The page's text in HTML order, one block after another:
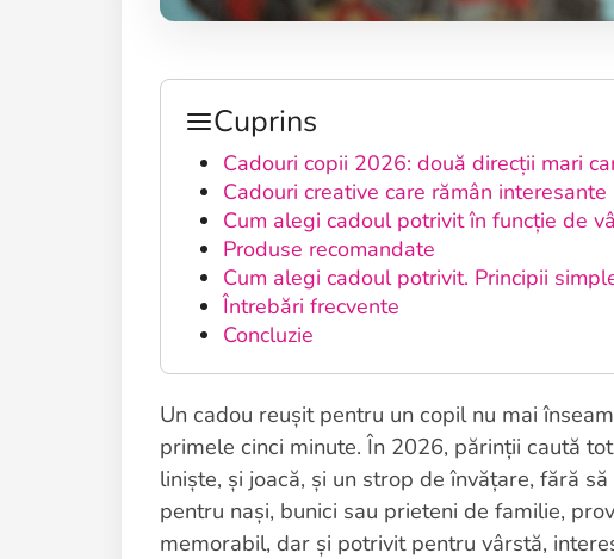
Cuprins
Cadouri copii 2026: două direcții mari
Cadouri creative care rămân
Cum alegi cadoul potrivit în funcție de
Produse recomandate
Cum alegi cadoul potrivit. Principii
Întrebări frecvente
Concluzie
Un cadou reușit pentru un copil nu mai
primele cinci minute. În 2026, părinții caută
liniște, și joacă, și un strop de învățare, fără
pentru nași, bunici sau prieteni de familie,
memorabil, dar și potrivit pentru vârstă,